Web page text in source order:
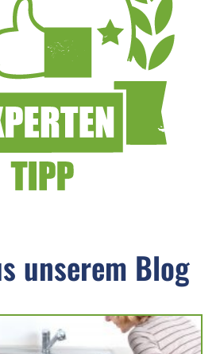
unserem Blog